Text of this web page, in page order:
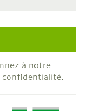
à notre
.